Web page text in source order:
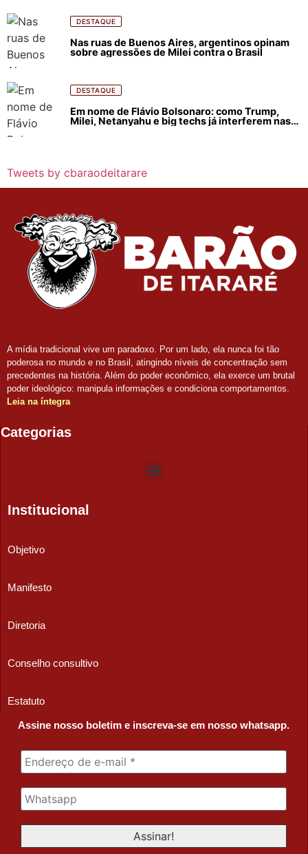
DESTAQUE
Nas ruas de Buenos Aires, argentinos opinam
sobre agressões de Milei contra o Brasil
DESTAQUE
Em nome de Flávio Bolsonaro: como Trump,
Milei, Netanyahu e big techs já interferem nas
Tweets by cbaraodeitarare
A mídia tradicional vive um paradoxo. Por um lado, ela nunca foi tão
poderosa no mundo e no Brasil, atingindo níveis de concentração sem
precedentes na história. Além do poder econômico, ela exerce um brutal
poder ideológico: manipula informações e condiciona comportamentos.
Leia na íntegra
Categorias
Institucional
Objetivo
Manifesto
Diretoria
Conselho consultivo
Estatuto
Assine nosso boletim e inscreva-se em nosso whatsapp.